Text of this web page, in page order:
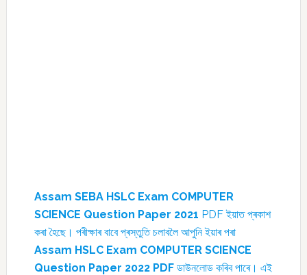
Assam SEBA HSLC Exam COMPUTER
SCIENCE Question Paper 2021 PDF ইয়াত প্ৰকাশ
কৰা হৈছে। পৰীক্ষাৰ বাবে প্ৰস্তুতি চলাবলৈ আপুনি ইয়াৰ পৰা
Assam HSLC Exam COMPUTER SCIENCE
Question Paper 2022 PDFডাউনলোড কৰিব পাৰে। এই